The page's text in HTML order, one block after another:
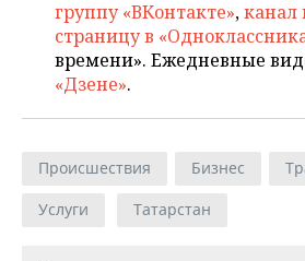
группу «ВКонтакте»,канал
страницу в
времени». Ежедневные
«Дзене».
Происшествия Бизнес
Услуги
Татарстан